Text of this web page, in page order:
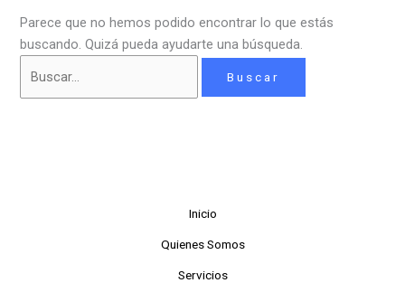
Parece que no hemos podido encontrar lo que estás
buscando. Quizá pueda ayudarte una búsqueda.
Inicio
Quienes Somos
Servicios